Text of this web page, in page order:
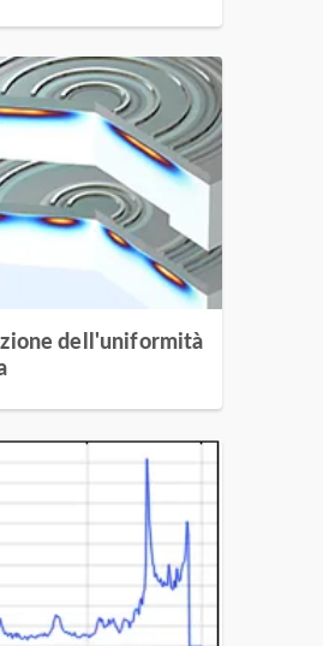
dell'uniformità